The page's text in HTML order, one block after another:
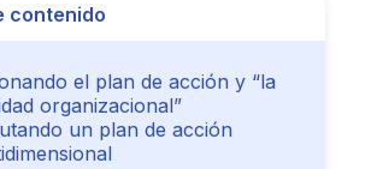
contenido
el plan de acción y “la
organizacional”
un plan de acción